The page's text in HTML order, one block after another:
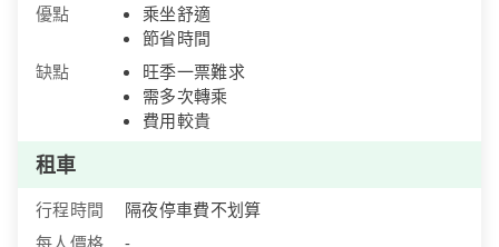
優點
乘坐舒適
節省時間
缺點
旺季一票難求
需多次轉乘
費用較貴
租車
行程時間
隔夜停車費不划算